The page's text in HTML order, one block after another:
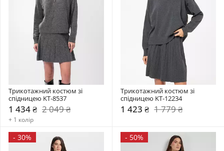
Трикотажний костюм зі
спідницею KT-8537
1 434 ₴ 2 049 ₴
+ 1 колір
Трикотажний костюм зі
спідницею KT-12234
1 423 ₴ 1 779 ₴
- 30% - 50%